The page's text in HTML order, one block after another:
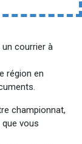
un courrier à
région en
championnat,
vous